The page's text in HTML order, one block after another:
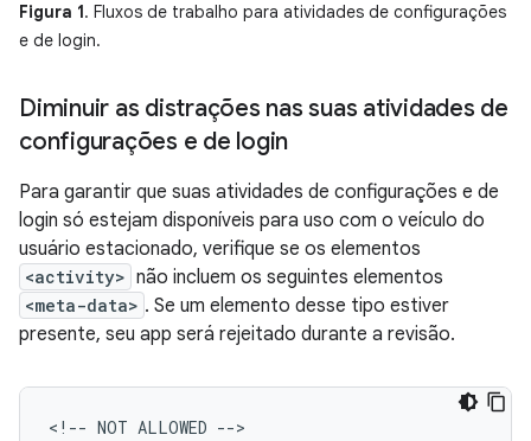
Figura 1. Fluxos de trabalho para atividades de configurações
e de login.
Diminuir as distrações nas suas atividades de
configurações e de login
Para garantir que suas atividades de configurações e de
login só estejam disponíveis para uso com o veículo do
usuário estacionado, verifique se os elementos
<activity> não incluem os seguintes elementos
<meta-data> . Se um elemento desse tipo estiver
presente, seu app será rejeitado durante a revisão.
<!-- NOT ALLOWED -->